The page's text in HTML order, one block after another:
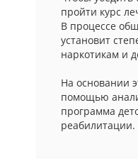
пройти курс
В процессе
установит
наркотикам и
На основании
помощью
программа
реабилитации.